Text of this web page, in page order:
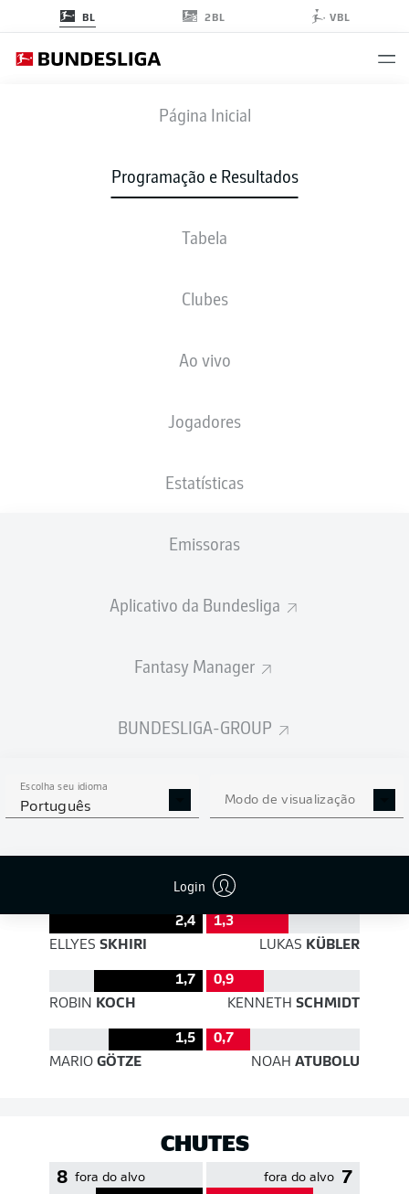
BL 2BL VBL
Página Inicial
Programação e Resultados
Tabela
Clubes
Ao vivo
Jogadores
Estatísticas
Emissoras
Aplicativo da Bundesliga
Fantasy Manager
BUNDESLIGA-GROUP
Escolha seu idioma
Português Modo de visualização
Login
SGE SCF
0 0
ESCALAÇÕES
393
84 % Precisão 74 %
EFICIÊNCIA DE PASSES
2,4
1,3
ELLYES SKHIRI LUKAS KÜBLER
1,7
0,9
ROBIN KOCH KENNETH SCHMIDT
1,5
0,7
MARIO GÖTZE NOAH ATUBOLU
CHUTES
8 fora do alvo 7
fora do alvo